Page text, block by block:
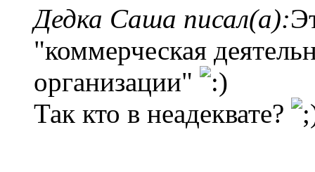
Дедка Саша писал(а):
"коммерческая
организации"
Так кто в неадеквате?